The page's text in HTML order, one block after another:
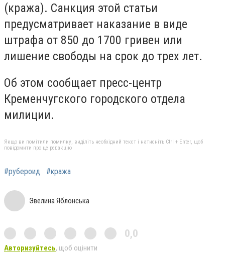
(кража). Санкция этой статьи
предусматривает наказание в виде
штрафа от 850 до 1700 гривен или
лишение свободы на срок до трех лет.
Об этом сообщает пресс-центр
Кременчугского городского отдела
милиции.
Якщо ви помітили помилку, виділіть необхідний текст і натисніть Ctrl + Enter, щоб
повідомити про це редакцію
#рубероид #кража
Эвелина Яблонська
0,0
Авторизуйтесь, щоб оцінити